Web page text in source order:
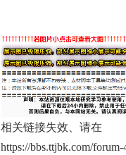
相关链接失效、请在
https://bbs.ttjbk.com/